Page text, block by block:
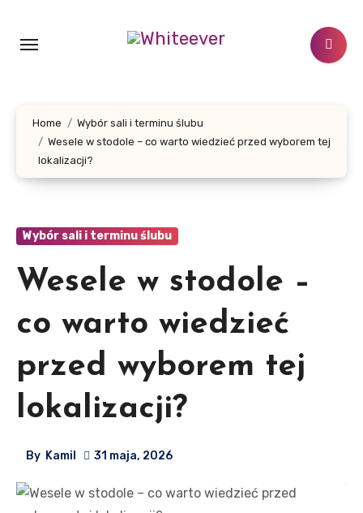
content
Home
Wybór sali i terminu ślubu
Wesele w stodole – co warto wiedzieć przed wyborem tej
lokalizacji?
Wybór sali i terminu ślubu
Wesele w stodole –
co warto wiedzieć
przed wyborem tej
lokalizacji?
By Kamil 31 maja, 2026